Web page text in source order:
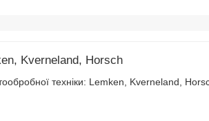
Kverneland, Horsch
техніки: Lemken, Kverneland,